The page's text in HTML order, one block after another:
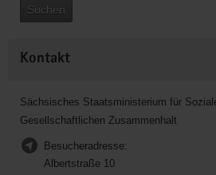
Suchen
Kontakt
Sächsisches Staatsministerium für
Gesellschaftlichen Zusammenhalt
Besucheradresse:
Albertstraße 10